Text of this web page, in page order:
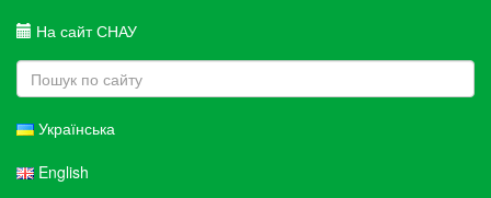
На сайт СНАУ
Українська
English